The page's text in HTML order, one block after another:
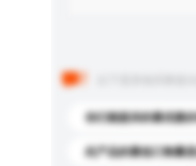
你们能提供的最优惠
此产品的最低订购量是